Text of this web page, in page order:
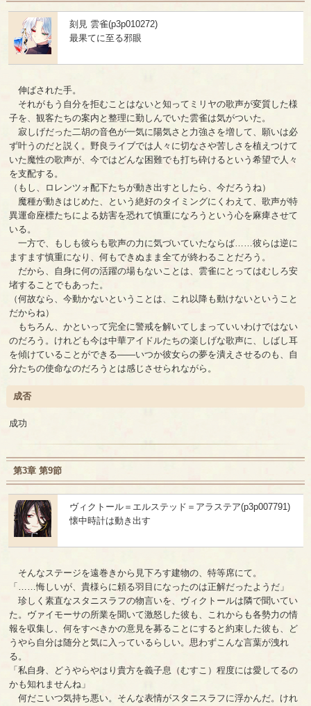
刻見 雲雀(p3p010272)
最果てに至る邪眼
伸ばされた手。
それがもう自分を拒むことはないと知ってミリヤの歌声が変質した様
子を、観客たちの案内と整理に勤しんでいた雲雀は気がついた。
寂しげだった二胡の音色が一気に陽気さと力強さを増して、願いは必
ず叶うのだと説く。野良ライブでは人々に切なさや苦しさを植えつけて
いた魔性の歌声が、今ではどんな困難でも打ち砕けるという希望で人々
を支配する。
（もし、ロレンツォ配下たちが動き出すとしたら、今だろうね）
魔種が動きはじめた、という絶好のタイミングにくわえて、歌声が特
異運命座標たちによる妨害を恐れて慎重になろうという心を麻痺させて
いる。
一方で、もしも彼らも歌声の力に気づいていたならば……彼らは逆に
ますます慎重になり、何もできぬまま全てが終わることだろう。
だから、自身に何の活躍の場もないことは、雲雀にとってはむしろ安
堵することでもあった。
（何故なら、今動かないということは、これ以降も動けないということ
だからね）
もちろん、かといって完全に警戒を解いてしまっていいわけではない
のだろう。けれども今は中華アイドルたちの楽しげな歌声に、しばし耳
を傾けていることができる――いつか彼女らの夢を潰えさせるのも、自
分たちの使命なのだろうとは感じさせられながら。
成否
成功
第3章 第9節
ヴィクトール＝エルステッド＝アラステア(p3p007791)
懐中時計は動き出す
そんなステージを遠巻きから見下ろす建物の、特等席にて。
「……悔しいが、貴様らに頼る羽目になったのは正解だったようだ」
珍しく素直なスタニスラフの物言いを、ヴィクトールは隣で聞いてい
た。ヴァイモーサの所業を聞いて激怒した彼も、これからも各勢力の情
報を収集し、何をすべきかの意見を募ることにすると約束した彼も、ど
うやら自分は随分と気に入っているらしい。思わずこんな言葉が洩れ
る。
「私自身、どうやらやはり貴方を義子息（むすこ）程度には愛してるの
かも知れませんね」
何だこいつ気持ち悪い。そんな表情がスタニスラフに浮かんだ。けれ